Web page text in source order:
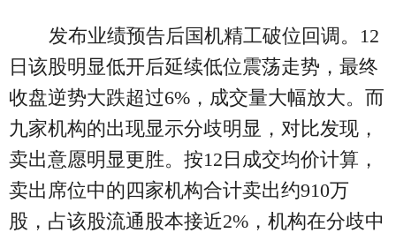
发布业绩预告后国机精工破位回调。12
日该股明显低开后延续低位震荡走势，最终
收盘逆势大跌超过6%，成交量大幅放大。而
九家机构的出现显示分歧明显，对比发现，
卖出意愿明显更胜。按12日成交均价计算，
卖出席位中的四家机构合计卖出约910万
股，占该股流通股本接近2%，机构在分歧中